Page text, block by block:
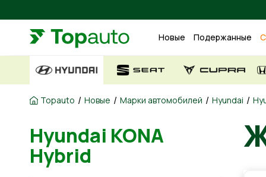
Новые Подержанные
Topauto / Новые / Марки автомобилей / Hyundai /
Hyundai KONA
Hybrid